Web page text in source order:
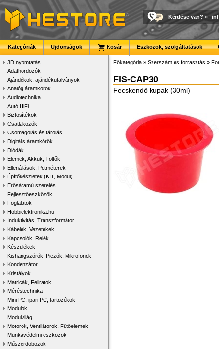
Kérdése van? »
Kategóriák Újdonságok Kosár Eszközök, szolgáltatások
3D nyomtatás
Adathordozók
Ajándékok, ajándékutalványok
Analóg áramkörök
Audiotechnika
Autó HiFi
Biztosítékok
Csatlakozók
Csomagolás és tárolás
Digitális áramkörök
Diódák
Elemek, Akkuk, Töltők
Ellenállások, Potméterek
Építőkészletek (KIT, Modul)
Erősáramú szerelés
Fejlesztőeszközök
Foglalatok
Hobbielektronika.hu
Induktivitás, Transzformátor
Kábelek, Vezetékek
Kapcsolók, Relék
Készülékek
Kishangszórók, Piezók, Mikrofonok
Kondenzátor
Kristályok
Matricák, Feliratok
Méréstechnika
Mini PC, ipari PC, tartozékok
Modulok
Modulvilág
Motorok, Ventilátorok, Fűtőelemek
Munkavédelmi eszközök
Műszerdobozok
Főkategória » Szerszám és forrasztás »
FIS-CAP30
Fecskendő kupak (30ml)